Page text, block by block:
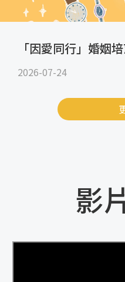
「因愛同行」婚姻
2026-07-24
影